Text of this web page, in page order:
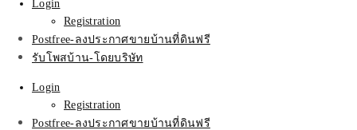
เมืองไทย
Login
Registration
Postfree-ลงประกาศขายบ้านที่ดินฟรี
รับโพสบ้าน-โดยบริษัท
Login
Registration
Postfree-ลงประกาศขายบ้านที่ดินฟรี